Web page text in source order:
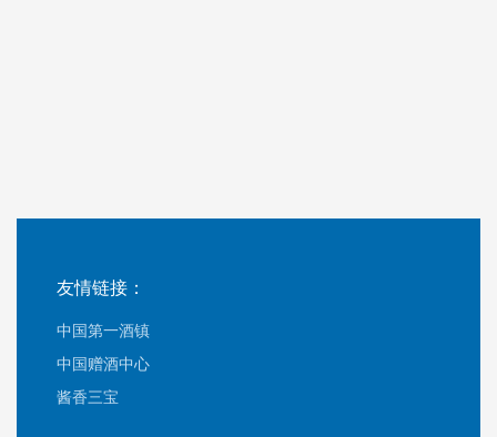
友情链接：
中国第一酒镇
中国赠酒中心
酱香三宝